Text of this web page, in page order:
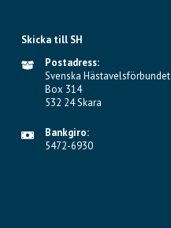
Skicka till SH
Postadress:
Svenska Hästavelsförbundet
Box 314
532 24 Skara
Bankgiro:
5472-6930